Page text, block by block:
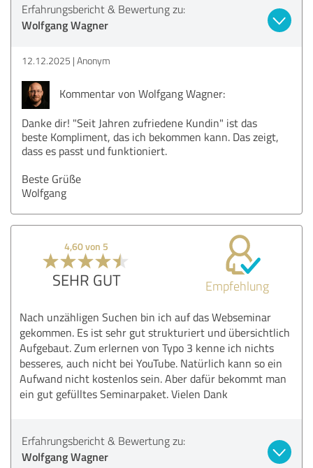
Erfahrungsbericht & Bewertung zu:
Wolfgang Wagner
12.12.2025 Anonym
Kommentar von Wolfgang Wagner:
Danke dir! "Seit Jahren zufriedene Kundin" ist das
beste Kompliment, das ich bekommen kann. Das zeigt,
dass es passt und funktioniert.
Beste Grüße
Wolfgang
4,60 von 5
SEHR GUT Empfehlung
Nach unzähligen Suchen bin ich auf das Webseminar
gekommen. Es ist sehr gut strukturiert und übersichtlich
Aufgebaut. Zum erlernen von Typo 3 kenne ich nichts
besseres, auch nicht bei YouTube. Natürlich kann so ein
Aufwand nicht kostenlos sein. Aber dafür bekommt man
ein gut gefülltes Seminarpaket. Vielen Dank
Erfahrungsbericht & Bewertung zu:
Wolfgang Wagner